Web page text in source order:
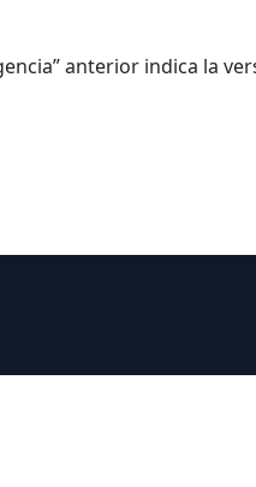
anterior indica la